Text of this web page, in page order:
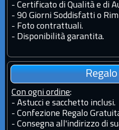
- Certificato di Qualità e di
- 90 Giorni Soddisfatti o
- Foto contrattuali.
- Disponibilità garantita.
Con ogni ordine:
- Astucci e sacchetto inclusi.
- Confezione Regalo
- Consegna all'indirizzo di